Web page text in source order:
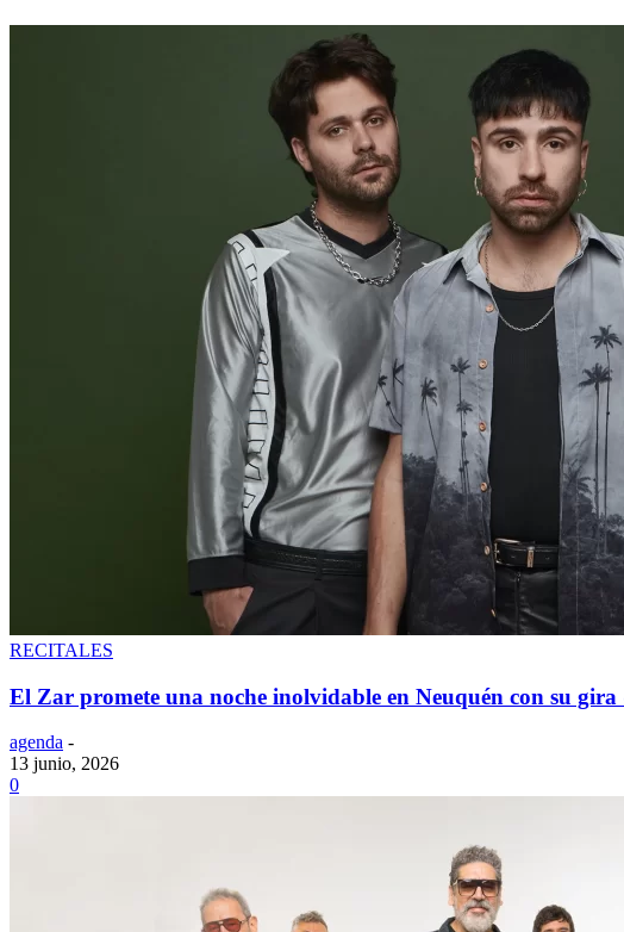
RECITALES
El Zar promete una noche inolvidable en Neuquén con su gira
agenda -
13 junio, 2026
0